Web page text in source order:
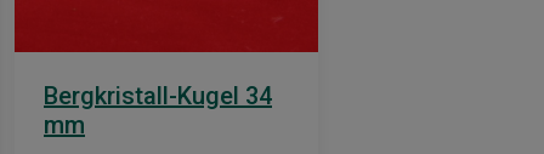
Bergkristall-Kugel 34
mm